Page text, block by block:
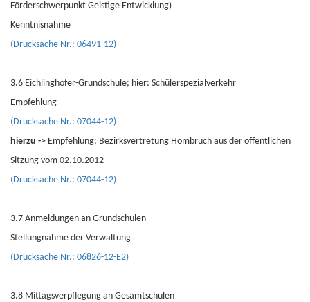
Förderschwerpunkt Geistige Entwicklung)
Kenntnisnahme
(Drucksache Nr.: 06491-12)
3.6 Eichlinghofer-Grundschule; hier: Schülerspezialverkehr
Empfehlung
(Drucksache Nr.: 07044-12)
hierzu -> Empfehlung: Bezirksvertretung Hombruch aus der öffentlichen
Sitzung vom 02.10.2012
(Drucksache Nr.: 07044-12)
3.7 Anmeldungen an Grundschulen
Stellungnahme der Verwaltung
(Drucksache Nr.: 06826-12-E2)
3.8 Mittagsverpflegung an Gesamtschulen